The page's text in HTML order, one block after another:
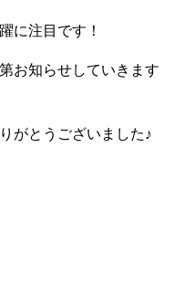
に注目です！
お知らせしていきます
がとうございました♪